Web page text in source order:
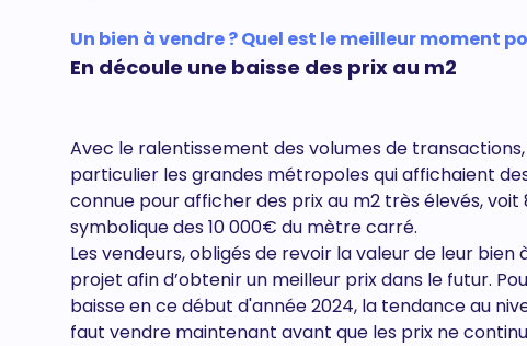
Un bien à vendre ? Quel est le meilleur moment
En découle une baisse des prix au m2
Avec le ralentissement des volumes de transactions,
particulier les grandes métropoles qui affichaient
connue pour afficher des prix au m2 très élevés,
symbolique des 10 000€ du mètre carré.
Les vendeurs, obligés de revoir la valeur de leur
projet afin d’obtenir un meilleur prix dans le futur.
baisse en ce début d'année 2024, la tendance au
faut vendre maintenant avant que les prix ne